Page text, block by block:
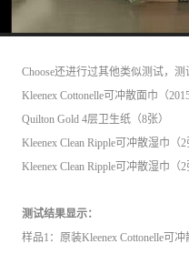
Choose还进行过其他类似测试，
Kleenex Cottonelle可冲散面巾（
Quilton Gold 4层卫生纸（8张）
Kleenex Clean Ripple可冲散湿巾（2
Kleenex Clean Ripple可冲散湿巾（2
测试结果显示：
样品1：原装Kleenex Cottonelle可冲